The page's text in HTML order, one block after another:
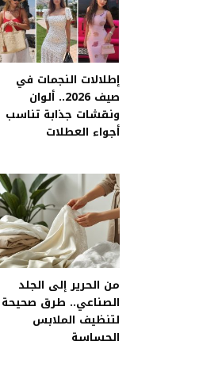
إطلالات النجمات في
صيف 2026.. ألوان
ونقشات جذابة تناسب
أجواء العطلات
من الحرير إلى الجلد
الصناعي.. طرق صحيحة
لتنظيف الملابس
الحساسة